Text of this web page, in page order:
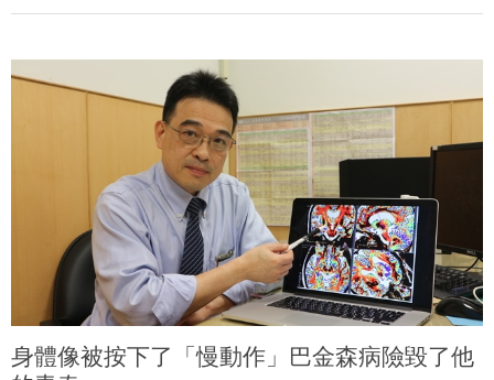
身體像被按下了「慢動作」巴金森病險毀了他